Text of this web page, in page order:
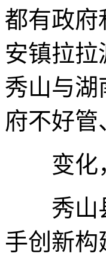
都有政府
安镇拉
秀山与湖
府不好管
变化，
秀山县
手创新